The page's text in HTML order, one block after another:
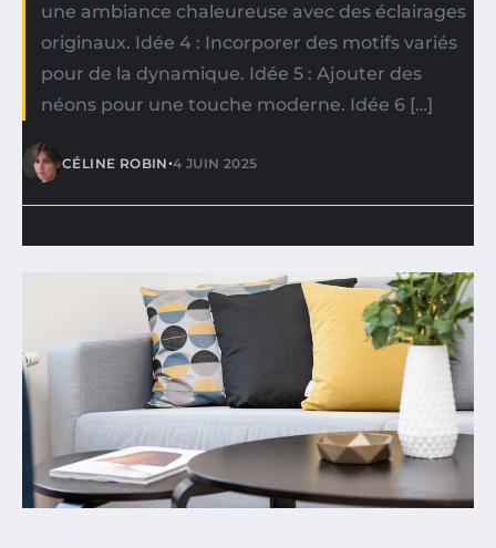
une ambiance chaleureuse avec des éclairages
originaux. Idée 4 : Incorporer des motifs variés
pour de la dynamique. Idée 5 : Ajouter des
néons pour une touche moderne. Idée 6 […]
CÉLINE ROBIN•4 JUIN 2025